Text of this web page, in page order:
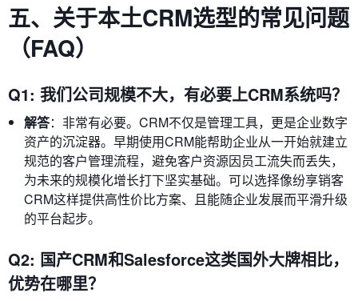
五、关于本土CRM选型的常见问题
（FAQ）
Q1: 我们公司规模不大，有必要上CRM系统吗？
解答：非常有必要。CRM不仅是管理工具，更是企业数字
资产的沉淀器。早期使用CRM能帮助企业从一开始就建立
规范的客户管理流程，避免客户资源因员工流失而丢失，
为未来的规模化增长打下坚实基础。可以选择像纷享销客
CRM这样提供高性价比方案、且能随企业发展而平滑升级
的平台起步。
Q2: 国产CRM和Salesforce这类国外大牌相比，
优势在哪里？